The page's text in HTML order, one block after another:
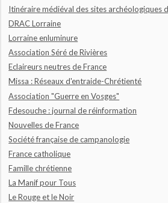
Itinéraire médiéval des sites archéologiques
DRAC Lorraine
Lorraine enluminure
Association Séré de Rivières
Eclaireurs neutres de France
Missa : Réseaux d'entraide-Chrétienté
Association "Guerre en Vosges"
Fdesouche : journal de réinformation
Nouvelles de France
Société française de campanologie
France catholique
Famille chrétienne
La Manif pour Tous
Le Rouge et le Noir